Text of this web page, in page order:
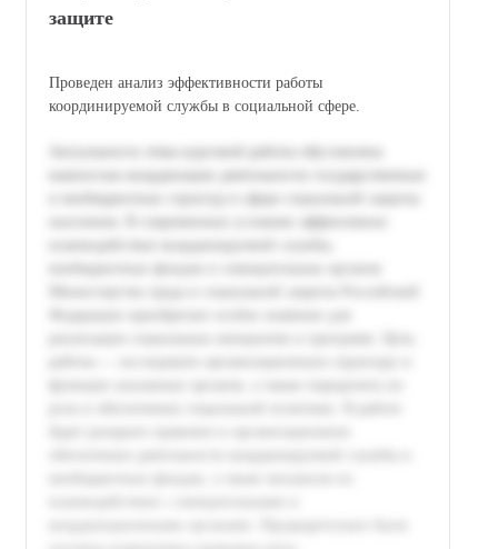
защите
Проведен анализ эффективности работы
координируемой службы в социальной сфере.